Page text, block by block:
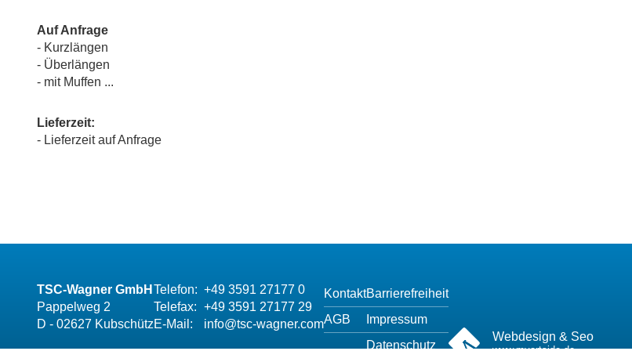
Auf Anfrage
- Kurzlängen
- Überlängen
- mit Muffen ...
Lieferzeit:
- Lieferzeit auf Anfrage
TSC-Wagner GmbH
Pappelweg 2
D - 02627 Kubschütz
Telefon: +49 3591 27177 0
Telefax: +49 3591 27177 29
E-Mail:
info@tsc-wagner.com
Kontakt
AGB
Barrierefreiheit
Impressum
Datenschutz
Webdesign & Seo